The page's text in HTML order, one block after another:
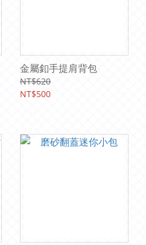
金屬釦手提肩背包
NT$620
NT$500